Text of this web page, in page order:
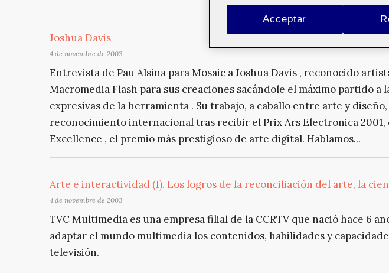
Joshua Davis
4 de novembre de 2003
Entrevista de Pau Alsina para Mosaic a Joshua Davis , reconocido
Macromedia Flash para sus creaciones sacándole el máximo partido a
expresivas de la herramienta . Su trabajo, a caballo entre arte y
reconocimiento internacional tras recibir el Prix Ars Electronica 2001,
Excellence , el premio más prestigioso de arte digital. Hablamos...
Arte e interactividad (I). Los logros de la reconciliación del arte, la
4 de novembre de 2003
TVC Multimedia es una empresa filial de la CCRTV que nació hace 6
adaptar el mundo multimedia los contenidos, habilidades y
televisión.
Acceptar